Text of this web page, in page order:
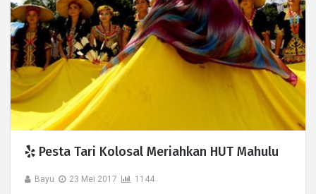
Pesta Tari Kolosal Meriahkan HUT Mahulu
Bayu 23 Mei 2017 1144